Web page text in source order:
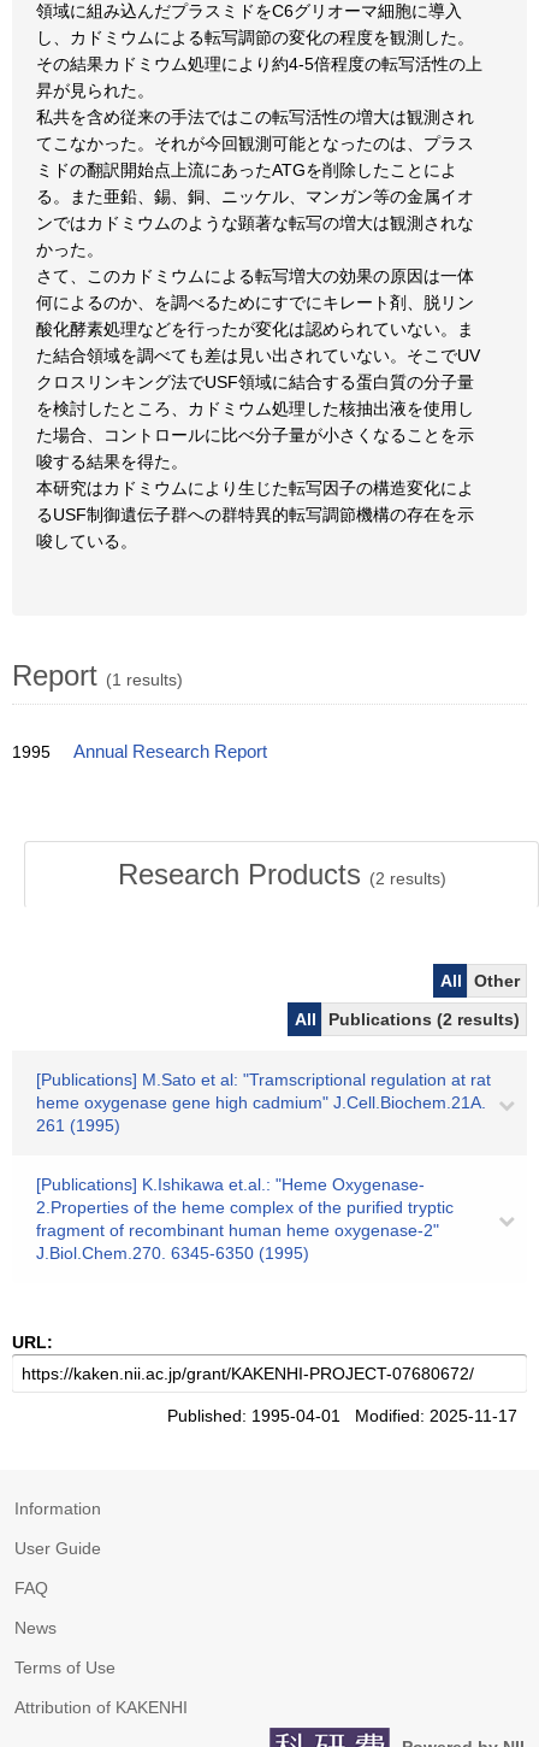
領域に組み込んだプラスミドをC6グリオーマ細胞に導入
し、カドミウムによる転写調節の変化の程度を観測した。
その結果カドミウム処理により約4-5倍程度の転写活性の上
昇が見られた。
私共を含め従来の手法ではこの転写活性の増大は観測され
てこなかった。それが今回観測可能となったのは、プラス
ミドの翻訳開始点上流にあったATGを削除したことによ
る。また亜鉛、錫、銅、ニッケル、マンガン等の金属イオ
ンではカドミウムのような顕著な転写の増大は観測されな
かった。
さて、このカドミウムによる転写増大の効果の原因は一体
何によるのか、を調べるためにすでにキレート剤、脱リン
酸化酵素処理などを行ったが変化は認められていない。ま
た結合領域を調べても差は見い出されていない。そこでUV
クロスリンキング法でUSF領域に結合する蛋白質の分子量
を検討したところ、カドミウム処理した核抽出液を使用し
た場合、コントロールに比べ分子量が小さくなることを示
唆する結果を得た。
本研究はカドミウムにより生じた転写因子の構造変化によ
るUSF制御遺伝子群への群特異的転写調節機構の存在を示
唆している。
Report (1 results)
1995 Annual Research Report
Research Products (2 results)
All
Other
All
Publications (2 results)
[Publications] M.Sato et al: "Tramscriptional regulation at rat
heme oxygenase gene high cadmium" J.Cell.Biochem.21A.
261 (1995)
[Publications] K.Ishikawa et.al.: "Heme Oxygenase-
2.Properties of the heme complex of the purified tryptic
fragment of recombinant human heme oxygenase-2"
J.Biol.Chem.270. 6345-6350 (1995)
URL:
Published: 1995-04-01 Modified: 2025-11-17
Information
User Guide
FAQ
News
Terms of Use
Attribution of KAKENHI